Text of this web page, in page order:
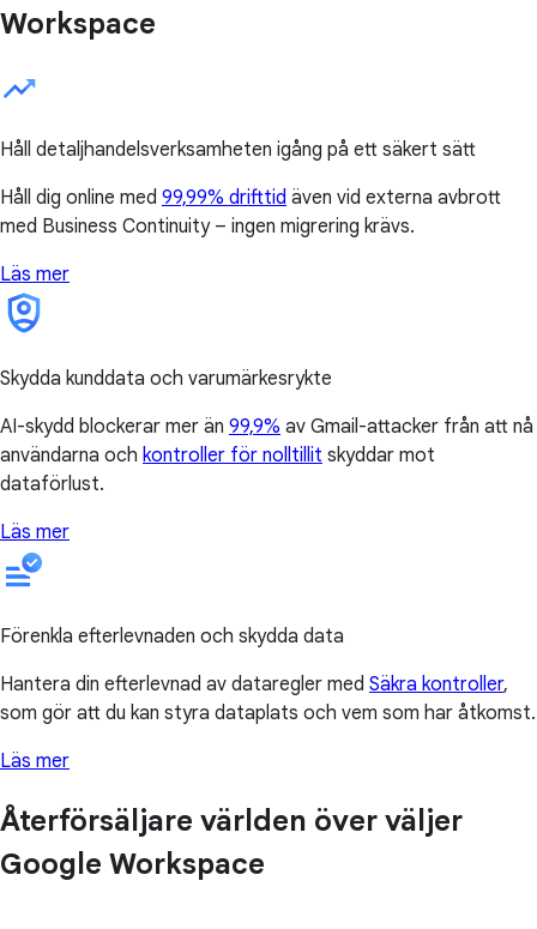
Workspace
Håll detaljhandelsverksamheten igång på ett säkert sätt
Håll dig online med 99,99% drifttid även vid externa avbrott
med Business Continuity – ingen migrering krävs.
Läs mer
Skydda kunddata och varumärkesrykte
AI-skydd blockerar mer än 99,9% av Gmail-attacker från att nå
användarna och kontroller för nolltillit skyddar mot
dataförlust.
Läs mer
Förenkla efterlevnaden och skydda data
Hantera din efterlevnad av dataregler med Säkra kontroller,
som gör att du kan styra dataplats och vem som har åtkomst.
Läs mer
Återförsäljare världen över väljer
Google Workspace